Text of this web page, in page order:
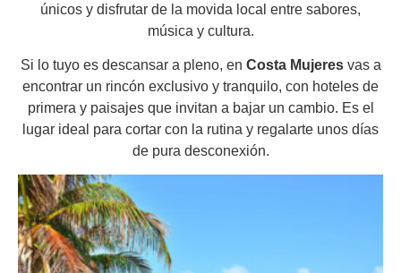
únicos y disfrutar de la movida local entre sabores,
música y cultura.
Si lo tuyo es descansar a pleno, en Costa Mujeresvas a
encontrar un rincón exclusivo y tranquilo, con hoteles de
primera y paisajes que invitan a bajar un cambio. Es el
lugar ideal para cortar con la rutina y regalarte unos días
de pura desconexión.